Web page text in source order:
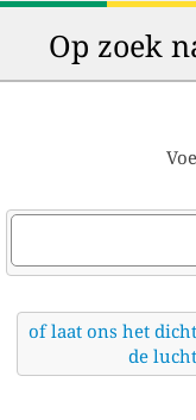
Op zoek
of laat ons het
de